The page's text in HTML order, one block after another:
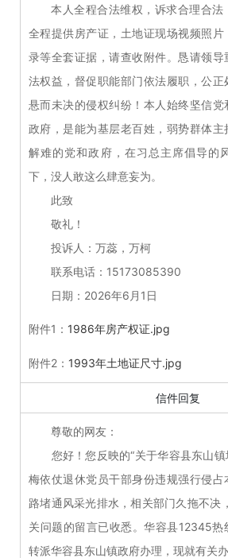
本人全程合法维权，诉求合理合法
全程提供房产证，土地证现场视频照
录等全套证据，请查收附件。恳请领导
法权益，督促职能部门依法履职，公正
悬而未决的侵权纠纷！本人始终坚信党
政府，是能为基层老百姓，弱势群体
解难的党和政府，在习总主席倡导的
下，没人敢这么肆意妄为。
此致
敬礼！
投诉人：万蕊，万柯
联系电话：15173085390
日期：2026年6月1日
附件1： 1986年房产权证.jpg
附件2： 1993年土地证尺寸.jpg
信件回复
尊敬的网友：
您好！您反映的“关于华容县东山镇
梅依仗退休党员干部身份违规强行侵
路堵通风采光排水，相关部门久拖不决
关问题的留言已收悉。华容县12345热
转派华容县东山镇政府办理，现就有关